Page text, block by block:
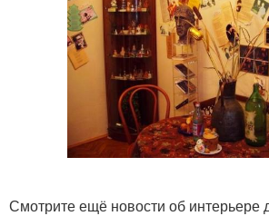
Смотрите ещё новости об интерьере